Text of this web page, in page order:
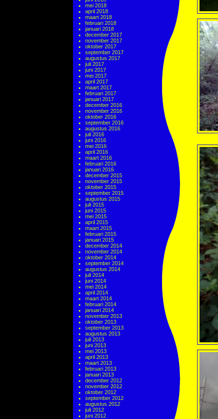
mei 2018
april 2018
maart 2018
februari 2018
januari 2018
december 2017
november 2017
oktober 2017
september 2017
augustus 2017
juli 2017
juni 2017
mei 2017
april 2017
maart 2017
februari 2017
januari 2017
december 2016
november 2016
oktober 2016
september 2016
augustus 2016
juli 2016
juni 2016
mei 2016
april 2016
maart 2016
februari 2016
januari 2016
december 2015
november 2015
oktober 2015
september 2015
augustus 2015
juli 2015
juni 2015
mei 2015
april 2015
maart 2015
februari 2015
januari 2015
december 2014
november 2014
oktober 2014
september 2014
augustus 2014
juli 2014
juni 2014
mei 2014
april 2014
maart 2014
februari 2014
januari 2014
november 2013
oktober 2013
september 2013
augustus 2013
juli 2013
juni 2013
mei 2013
april 2013
maart 2013
februari 2013
januari 2013
december 2012
november 2012
oktober 2012
september 2012
augustus 2012
juli 2012
juni 2012